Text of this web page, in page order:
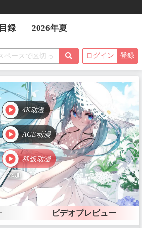
目録 2026年夏
ログイン 登録
4K动漫
AGE动漫
稀饭动漫
添加
ビデオプレビュー
第1話 銭湯の吸血鬼
第2話 不愉快な吸血鬼
放送：2025-01-18
第3話 フランケンと吸血鬼
放送：2025-01-25
第4話 雑魚寝の吸血鬼
放送：2025-02-01